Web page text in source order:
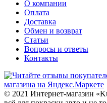
О компании
Оплата
Доставка
Обмен и возврат
Статьи
Вопросы и ответы
Контакты
© 2021 Интернет-магазин